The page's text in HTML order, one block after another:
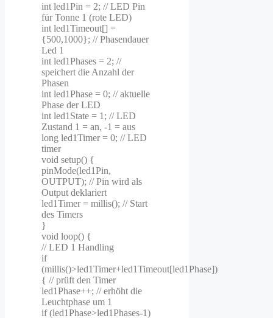
int led1Pin = 2; // LED Pin
für Tonne 1 (rote LED)
int led1Timeout[] =
{500,1000}; // Phasendauer
Led 1
int led1Phases = 2; //
speichert die Anzahl der
Phasen
int led1Phase = 0; // aktuelle
Phase der LED
int led1State = 1; // LED
Zustand 1 = an, -1 = aus
long led1Timer = 0; // LED
timer
void setup() {
pinMode(led1Pin,
OUTPUT); // Pin wird als
Output deklariert
led1Timer = millis(); // Start
des Timers
}
void loop() {
// LED 1 Handling
if
(millis()>led1Timer+led1Timeout[led1Phase])
{ // prüft den Timer
led1Phase++; // erhöht die
Leuchtphase um 1
if (led1Phase>led1Phases-1)